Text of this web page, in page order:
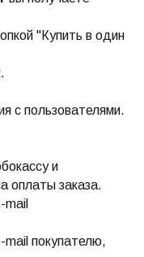
"Купить в один
с пользователями.
и
оплаты заказа.
mail
mail покупателю,